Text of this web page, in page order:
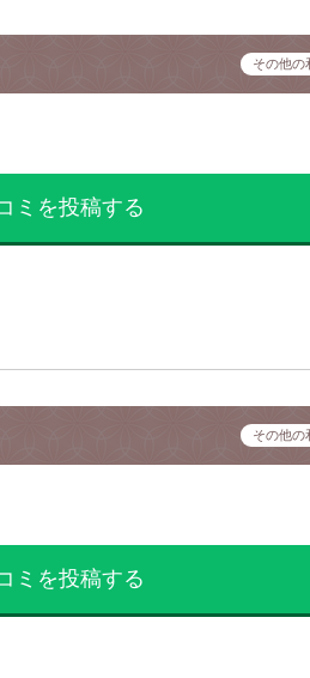
その他の
ミを投稿する
その他の
ミを投稿する